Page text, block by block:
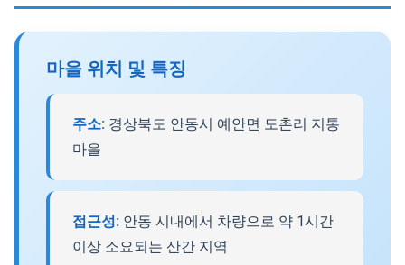
마을 위치 및 특징
주소: 경상북도 안동시 예안면 도촌리 지통
마을
접근성: 안동 시내에서 차량으로 약 1시간
이상 소요되는 산간 지역